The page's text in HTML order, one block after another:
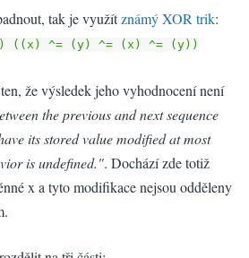
tak je využítznámý XOR trik:
y) ((x) ^= (y) ^= (x) ^= (y))
že výsledek jeho vyhodnocení není
the previous and next sequence
its stored value modified at most
is undefined.". Dochází zde totiž
x a tyto modifikace nejsou odděleny